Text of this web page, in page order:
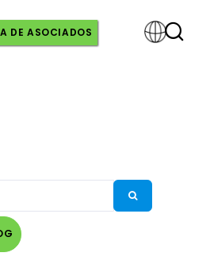
DE ASOCIADOS